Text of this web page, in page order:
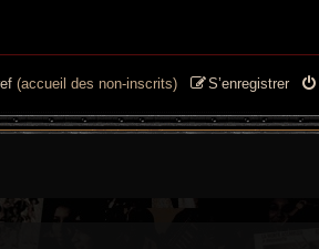
S’enregistrer
(accueil des non-inscrits)